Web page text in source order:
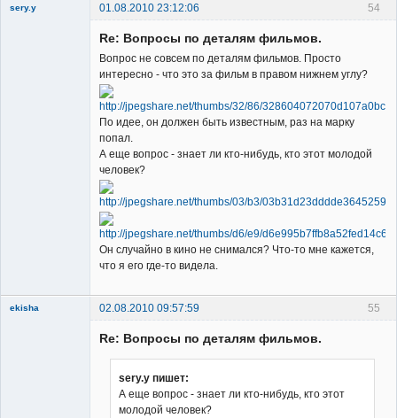
54
sery.y 01.08.2010 23:12:06
Re: Вопросы по деталям фильмов.
Вопрос не совсем по деталям фильмов. Просто
интересно - что это за фильм в правом нижнем углу?
По идее, он должен быть известным, раз на марку
попал.
А еще вопрос - знает ли кто-нибудь, кто этот молодой
человек?
Он случайно в кино не снимался? Что-то мне кажется,
что я его где-то видела.
55
ekisha 02.08.2010 09:57:59
Re: Вопросы по деталям фильмов.
sery.y пишет:
А еще вопрос - знает ли кто-нибудь, кто этот
молодой человек?